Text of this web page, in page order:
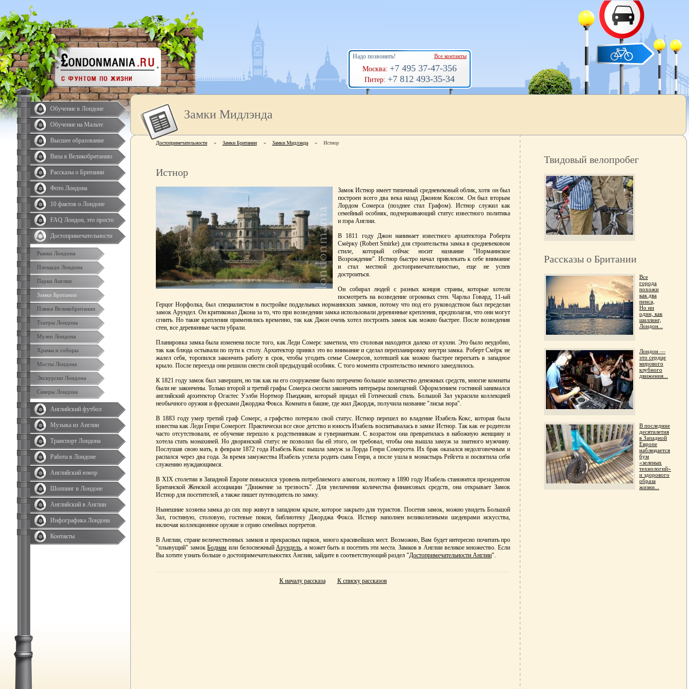
Обучение в Лондоне
Обучение на Мальте
Высшее образование
Виза в Великобританию
Рассказы о Британии
Фото Лондона
10 фактов о Лондоне
FAQ Лондон, это просто
Достопримечательности
Рынки Лондона
Площади Лондона
Парки Англии
Замки Британии
Пляжи Великобритании
Театры Лондона
Музеи Лондона
Храмы и соборы
Мосты Лондона
Экскурсии Лондона
Скверы Лондона
Английский футбол
Музыка из Англии
Транспорт Лондона
Работа в Лондоне
Английский юмор
Шоппинг в Лондоне
Английский в Англии
Инфографика Лондона
Контакты
Надо позвонить! Все контакты
Москва: +7 495 37-47-356
Питер: +7 812 493-35-34
Замки Мидлэнда
Достопримечательности » Замки Британии » Замки Мидлэнда » Истнор
Истнор
Замок Истнор имеет типичный средневековый облик, хотя он был
построен всего два века назад Джоном Коксом. Он был вторым
Лордом Сомерса (позднее стал Графом). Истнор служил как
семейный особняк, подчеркивающий статус известного политика
и пэра Англии.
В 1811 году Джон нанимает известного архитектора Роберта
Смёрку (Robert Smirke) для строительства замка в средневековом
стиле, который сейчас носит название "Норманнское
Возрождение". Истнор быстро начал привлекать к себе внимание
и стал местной достопримечательностью, еще не успев
достроиться.
Он собирал людей с разных концов страны, которые хотели
посмотреть на возведение огромных стен. Чарльз Говард, 11-ый
Герцог Норфолка, был специалистом в постройке поддельных норманнских замков, потому что под его руководством был переделан
замок Арундел. Он критиковал Джона за то, что при возведении замка использовали деревянные крепления, предполагая, что они могут
сгнить. Но такие крепления применялись временно, так как Джон очень хотел построить замок как можно быстрее. После возведения
стен, все деревянные части убрали.
Планировка замка была изменена после того, как Леди Сомерс заметила, что столовая находится далеко от кухни. Это было неудобно,
так как блюда остывали по пути к столу. Архитектор принял это во внимание и сделал перепланировку внутри замка. Роберт Смёрк не
жалел себя, торопился закончить работу в срок, чтобы угодить семье Сомерсов, хотевшей как можно быстрее переехать в западное
крыло. После переезда они решили снести свой предыдущий особняк. С того момента строительство немного замедлилось.
К 1821 году замок был завершен, но так как на его сооружение было потрачено большое количество денежных средств, многие комнаты
были не закончены. Только второй и третий графы Сомерса смогли закончить интерьеры помещений. Оформлением гостиной занимался
английский архитектор Огастес Уэлби Нортмор Пьюджин, который придал ей Готический стиль. Большой Зал украсили коллекцией
необычного оружия и фресками Джорджа Фокса. Комната в башне, где жил Джордж, получила название "лисья нора".
В 1883 году умер третий граф Сомерс, а графство потеряло свой статус. Истнор перешел во владение Изабель Кокс, которая была
известна как Леди Генри Сомерсет. Практически все свое детство и юность Изабель воспитывалась в замке Истнор. Так как ее родители
часто отсутствовали, ее обучение перешло к родственникам и гувернанткам. С возрастом она превратилась в набожную женщину и
хотела стать монахиней. Но дворянский статус не позволил бы ей этого, он требовал, чтобы она вышла замуж за знатного мужчину.
Послушав свою мать, в феврале 1872 года Изабель Кокс вышла замуж за Лорда Генри Сомерсета. Их брак оказался недолговечным и
распался через два года. За время замужества Изабель успела родить сына Генри, а после ушла в монастырь Рейгета и посвятила себя
служению нуждающимся.
В XIX столетии в Западной Европе повысился уровень потребляемого алкоголя, поэтому в 1890 году Изабель становится президентом
Британской Женской ассоциации "Движение за трезвость". Для увеличения количества финансовых средств, она открывает Замок
Истнор для посетителей, а также пишет путеводитель по замку.
Нынешние хозяева замка до сих пор живут в западном крыле, которое закрыто для туристов. Посетив замок, можно увидеть Большой
Зал, гостиную, столовую, гостевые покои, библиотеку Джорджа Фокса. Истнор наполнен великолепными шедеврами искусства,
включая коллекционное оружие и серию семейных портретов.
В Англии, стране величественных замков и прекрасных парков, много красивейших мест. Возможно, Вам будет интересно почитать про
"плывущий" замокБодиам или белоснежныйАрундель, а может быть и посетить эти места. Замков в Англии великое множество. Если
Вы хотите узнать больше о достопримечательностях Англии, зайдите в соответствующий раздел "Достопримечательности Англии".
К началу рассказа К списку рассказов
Твидовый велопробег
Рассказы о Британии
Все
города
похожи
как два
пенса,
Но ни
один, как
шиллинг,
Лондон...
Лондон —
это сердце
мирового
клубного
движения...
В последние
десятилетия
в Западной
Европе
наблюдается
бум
«зеленых
технологий»
и здорового
образа
жизни...